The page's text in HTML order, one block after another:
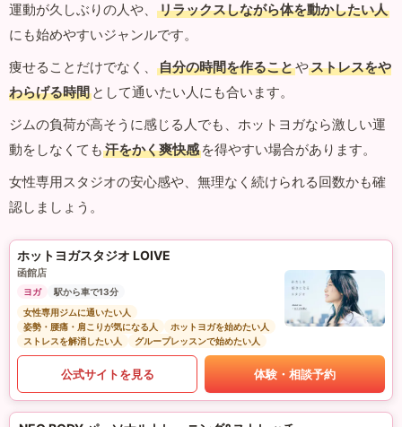
運動が久しぶりの人や、
リラックスしながら体を動かしたい人
にも始めやすいジャンルです。
痩せることだけでなく、
自分の時間を作ることやストレスをや
わらげる時間 として通いたい人にも合います。
ジムの負荷が高そうに感じる人でも、ホットヨガなら激しい運
動をしなくても 汗をかく爽快感 を得やすい場合があります。
女性専用スタジオの安心感や、無理なく続けられる回数かも確
認しましょう。
ホットヨガスタジオ LOIVE
函館店
ヨガ
駅から車で13分
女性専用ジムに通いたい人
姿勢・腰痛・肩こりが気になる人
ホットヨガを始めたい人
ストレスを解消したい人
グループレッスンで始めたい人
公式サイトを見る 体験・相談予約